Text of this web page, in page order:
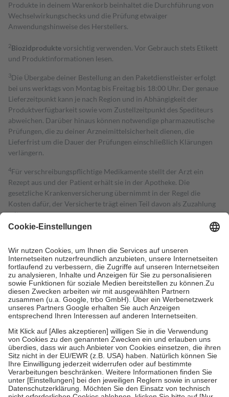
Produkte in deinem Warenkorb beinhaltet die Durchführung von
Wechselwirkungschecks und die Prüfung etwaiger
Anwendungshinweise des Herstellers.
2Biozidproduktevorsichtig verwenden. Vor Gebrauch stets Etikett
und Produktinformationen lesen.
3Die Übergabe deiner Bestellung an den Paketdienstleister erfolgt
bei uns werktags von Montag bis Freitag bis 18:00 Uhr. Der genaue
Lieferzeitpunkt kann je nach Region und in Abhängigkeit der
Produktverfügbarkeit sowie vom Zustellzeitpunkt des Spediteurs
abweichen. Darüber hinaus können notwendige pharmazeutische
Prüfungen, die zu deiner Arzneimittelsicherheit dienen, die
Lieferfrist um die Dauer der Prüfungen einschließlich Klärungen
verlängern.
4Für verschreibungspflichtige Medikamente stellt der Arzt ein
Rezept aus und der Patient erhält sie in der Apotheke. Die
gesetzliche Krankenversicherung übernimmt in der Regel die
Kosten dafür, der Versicherte trägt einen Teil davon als Zuzahlung
mit.
Grundsätzlich leisten Mitglieder Zuzahlungen in Höhe von zehn
höchstens zehn Euro.
Es sind jedoch nie mehr als die tatsächlichen
Kosten der Leistung zu entrichten.
Diese Regeln gelten grundsätzlich auch für Online-Apotheken.
Bei Heilmitteln und häuslicher Krankenpflege beträgt die
Zuzahlung zehn Prozent der Kosten sowie zehn Euro je
Verordnung.
Um das Engagement der Versicherten für ihre eigene Gesundheit zu
stärken und die besondere Stellung der Familie zu unterstützen,
fallenkeine Zuzahlungenan bei:
• Kindern und Jugendlichen bis zum vollendeten 18. Lebensjahr
mit Ausnahme der Fahrkosten
• Untersuchungen zur Vorsorge und Früherkennung, die von der
GKV getragen werden
• empfohlenen Schutzimpfungen